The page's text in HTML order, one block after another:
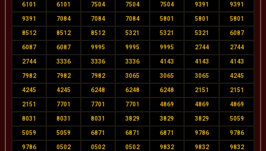
6101 6101 7504 7504 7504 9391 9391
9391 7084 7084 7084 5801 5801 5801
8512 8512 8512 5321 5321 5321 6087
6087 6087 9995 9995 9995 2744 2744
2744 3336 3336 3336 4143 4143 4143
7982 7982 7982 3065 3065 3065 4245
4245 4245 6248 6248 6248 2151 2151
2151 7701 7701 7701 4869 4869 4869
8031 8031 8031 3829 3829 3829 5059
5059 5059 6871 6871 6871 9786 9786
9786 0502 0502 0502 9832 9832 9832